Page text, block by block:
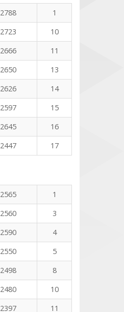
2788
1
2723
10
2666
11
2650
13
2626
14
2597
15
2645
16
2447 17
2565
1
2560
3
2590
4
2550
5
2498
8
2480
10
2397 11